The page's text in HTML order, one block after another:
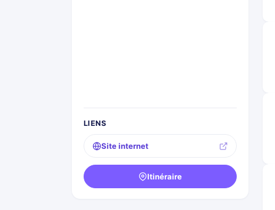
LIENS
Site internet
Itinéraire